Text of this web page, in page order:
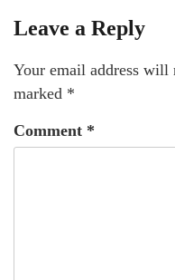
Leave a Reply
Your email address will
marked *
Comment *